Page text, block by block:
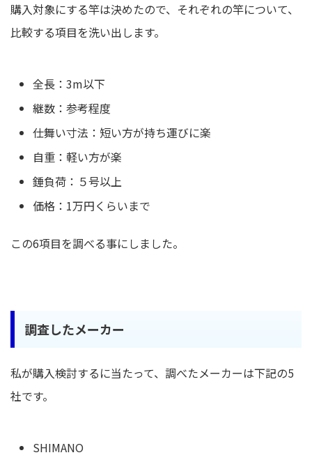
購入対象にする竿は決めたので、それぞれの竿について、
比較する項目を洗い出します。
全長：3m以下
継数：参考程度
仕舞い寸法：短い方が持ち運びに楽
自重：軽い方が楽
錘負荷：５号以上
価格：1万円くらいまで
この6項目を調べる事にしました。
調査したメーカー
私が購入検討するに当たって、調べたメーカーは下記の5
社です。
SHIMANO